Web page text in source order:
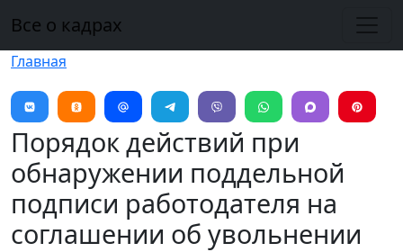
Все о кадрах
Главная
Порядок действий при
обнаружении поддельной
подписи работодателя на
соглашении об увольнении